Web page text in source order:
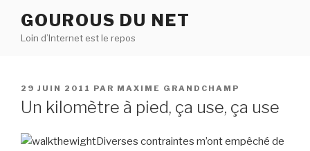
contenu
GOUROUS DU NET
Loin d’Internet est le repos
PUBLIÉ
LE
29 JUIN 2011 PAR MAXIME GRANDCHAMP
Un kilomètre à pied, ça use, ça use
Diverses contraintes m’ont empêché de